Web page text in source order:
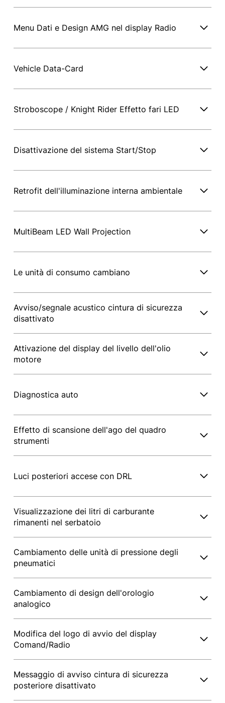
Menu Dati e Design AMG nel display Radio
Vehicle Data-Card
Stroboscope / Knight Rider Effetto fari LED
Disattivazione del sistema Start/Stop
Retrofit dell'illuminazione interna ambientale
MultiBeam LED Wall Projection
Le unità di consumo cambiano
Avviso/segnale acustico cintura di sicurezza
disattivato
Attivazione del display del livello dell'olio
motore
Diagnostica auto
Effetto di scansione dell'ago del quadro
strumenti
Luci posteriori accese con DRL
Visualizzazione dei litri di carburante
rimanenti nel serbatoio
Cambiamento delle unità di pressione degli
pneumatici
Cambiamento di design dell'orologio
analogico
Modifica del logo di avvio del display
Comand/Radio
Messaggio di avviso cintura di sicurezza
posteriore disattivato